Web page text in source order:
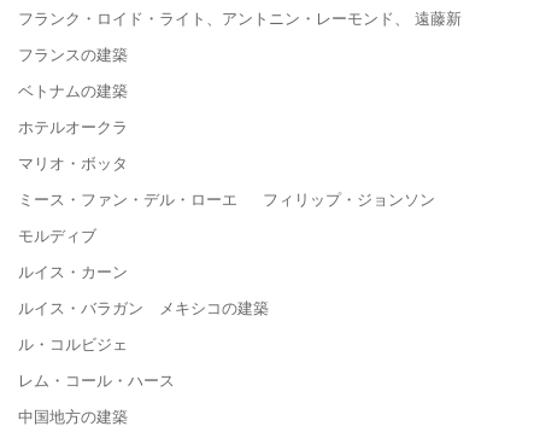
フランク・ロイド・ライト、アントニン・レーモンド、 遠藤新
フランスの建築
ベトナムの建築
ホテルオークラ
マリオ・ボッタ
ミース・ファン・デル・ローエ フィリップ・ジョンソン
モルディブ
ルイス・カーン
ルイス・バラガン メキシコの建築
ル・コルビジェ
レム・コール・ハース
中国地方の建築